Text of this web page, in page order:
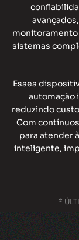
sistemas
Esses
automação
reduzindo
Com
para atender
inteligente,
*